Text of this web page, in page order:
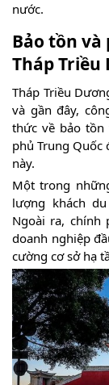
nước.
Bảo tồn
Tháp Triều
Tháp Triều
và gần đây,
thức về bảo tồn
phủ Trung Quốc
này.
Một trong
lượng khách
Ngoài ra, chính
doanh nghiệp
cường cơ sở hạ